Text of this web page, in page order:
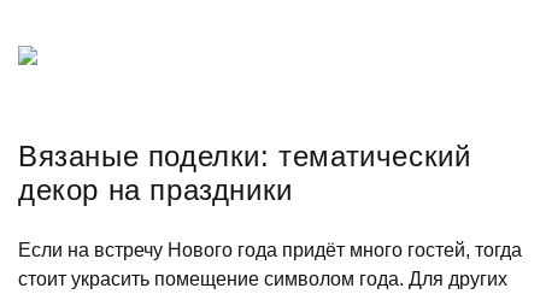
Вязаные поделки: тематический
декор на праздники
Если на встречу Нового года придёт много гостей, тогда
стоит украсить помещение символом года. Для других